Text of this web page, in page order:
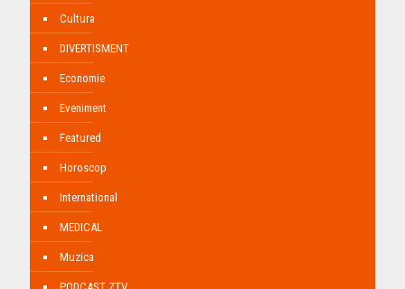
Cultura
DIVERTISMENT
Economie
Eveniment
Featured
Horoscop
International
MEDICAL
Muzica